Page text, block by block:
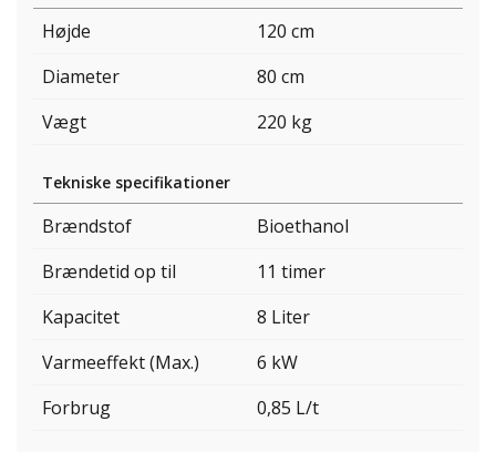
Højde
120 cm
Diameter
80 cm
Vægt
220 kg
Tekniske specifikationer
Brændstof
Bioethanol
Brændetid op til
11 timer
Kapacitet
8 Liter
Varmeeffekt (Max.)
6 kW
Forbrug
0,85 L/t